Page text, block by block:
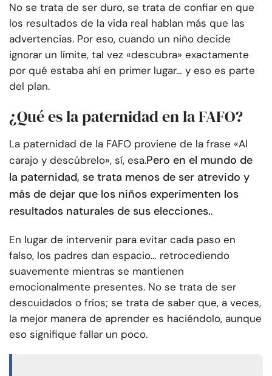
No se trata de ser duro, se trata de confiar en que
los resultados de la vida real hablan más que las
advertencias. Por eso, cuando un niño decide
ignorar un límite, tal vez «descubra» exactamente
por qué estaba ahí en primer lugar… y eso es parte
del plan.
¿Qué es la paternidad en la FAFO?
La paternidad de la FAFO proviene de la frase «Al
carajo y descúbrelo», sí, esa.Pero en el mundo de
la paternidad, se trata menos de ser atrevido y
más de dejar que los niños experimenten los
resultados naturales de sus elecciones..
En lugar de intervenir para evitar cada paso en
falso, los padres dan espacio… retrocediendo
suavemente mientras se mantienen
emocionalmente presentes. No se trata de ser
descuidados o fríos; se trata de saber que, a veces,
la mejor manera de aprender es haciéndolo, aunque
eso signifique fallar un poco.